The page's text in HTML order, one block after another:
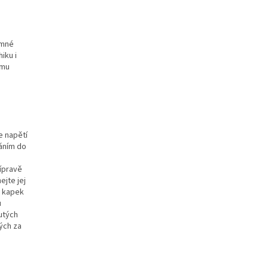
i
napětí
do
jej
za